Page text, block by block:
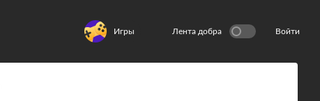
Игры Лента добра Войти